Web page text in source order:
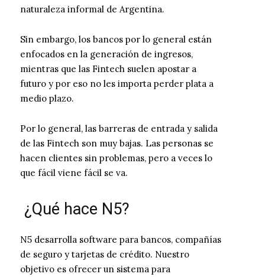
naturaleza informal de Argentina.
Sin embargo, los bancos por lo general están
enfocados en la generación de ingresos,
mientras que las Fintech suelen apostar a
futuro y por eso no les importa perder plata a
medio plazo.
Por lo general, las barreras de entrada y salida
de las Fintech son muy bajas. Las personas se
hacen clientes sin problemas, pero a veces lo
que fácil viene fácil se va.
¿Qué hace N5?
N5 desarrolla software para bancos, compañías
de seguro y tarjetas de crédito. Nuestro
objetivo es ofrecer un sistema para